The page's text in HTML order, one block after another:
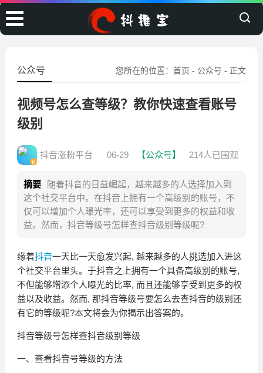
您所在的位置：首页 - 公众号 - 正文
公众号
视频号怎么查等级？教你快速查看账号
级别
抖音涨粉平台 06-29 【公众号】 214人已围观
摘要
随着抖音的日益崛起，越来越多的人选择加入到
这个社交平台中。在抖音上拥有一个高级别的账号，不
仅可以增加个人曝光率，还可以享受到更多的权益和收
益。然而，抖音等级号怎样查抖音级别等级呢?
缘着抖音一天比一天愈发兴起, 越来越多的人挑选加入进这
个社交平台里头。于抖音之上拥有一个具备高级别的账号,
不但能够增添个人曝光的比率, 而且还能够享受到更多的权
益以及收益。然而, 那抖音等级号要怎么去查抖音的级别还
有它的等级呢?本文将会为你揭示出答案的。
抖音等级号怎样查抖音级别等级
一、查看抖音号等级的方法